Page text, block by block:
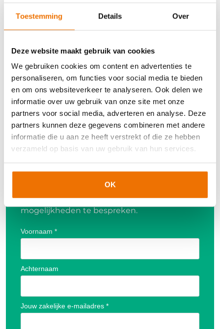
Toestemming Details Over
Deze website maakt gebruik van cookies
We gebruiken cookies om content en advertenties te
personaliseren, om functies voor social media te bieden
en om ons websiteverkeer te analyseren. Ook delen we
informatie over uw gebruik van onze site met onze
partners voor social media, adverteren en analyse. Deze
partners kunnen deze gegevens combineren met andere
informatie die u aan ze heeft verstrekt of die ze hebben
verzameld op basis van uw gebruik van hun services.
OK
deze aansluit bij de belevingswereld van jouw
doelgroep
Incompany en maatwerk
Incompany trainingen worden op een
gewenste locatie gegeven en kunnen aan
de hand van jouw leerwensen op maat
samengesteld worden.
Meer weten?
Vul onderstaand formulier in of neem
artra@artra.nl
of per telefoon:026 3337572om de
mogelijkheden te bespreken.